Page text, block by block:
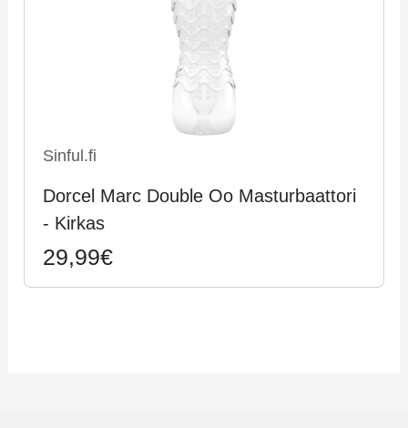
Sinful.fi
Dorcel Marc Double Oo Masturbaattori
- Kirkas
29,99€